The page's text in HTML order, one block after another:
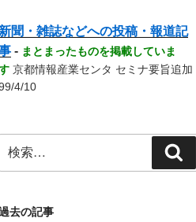
新聞・雑誌などへの投稿・報道記
- まとまったものを掲載していま
京都情報産業センタ セミナ要旨追加
4/10
索:
索
去の記事